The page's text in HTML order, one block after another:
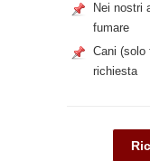
Nei nostri
fumare
Cani (solo
richiesta